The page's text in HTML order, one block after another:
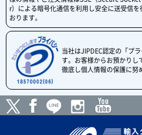
r）による暗号化通信を利用し安全に送受信を
おります。
当社はJIPDEC認定の「プ
す。お客様からお預かりし
徹底し個人情報の保護に努